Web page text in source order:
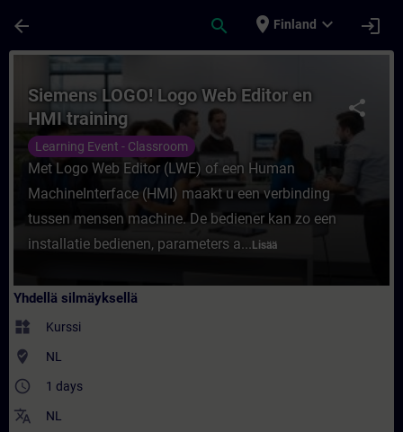
arrow_back search place Finland expand_more login
Kurssi - Siemens LOGO! Logo Web
share
Siemens LOGO! Logo Web Editor en
HMI training
Learning Event - Classroom
Met Logo Web Editor (LWE) of een Human
MachineInterface (HMI) maakt u een verbinding
tussen mensen machine. De bediener kan zo een
installatie bedienen, parameters a... Lisää
Yhdellä silmäyksellä
widgets Kurssi
where_to_vote NL
access_time 1 days
translate NL